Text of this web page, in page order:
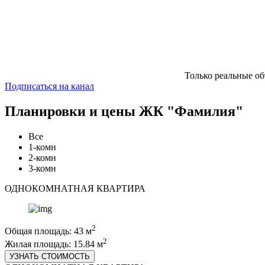
Только реальные
Подписаться на канал
Планировки и цены ЖК "Фамилия"
Все
1-комн
2-комн
3-комн
ОДНОКОМНАТНАЯ КВАРТИРА
Общая площадь: 43 м2
Жилая площадь: 15.84 м2
УЗНАТЬ СТОИМОСТЬ